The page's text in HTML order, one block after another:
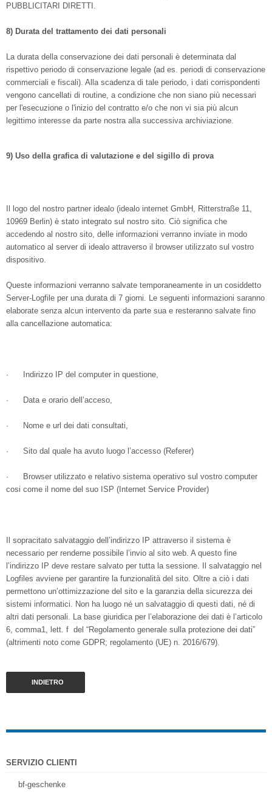
PUBBLICITARI DIRETTI.
8) Durata del trattamento dei dati personali
La durata della conservazione dei dati personali è determinata dal
rispettivo periodo di conservazione legale (ad es. periodi di conservazione
commerciali e fiscali). Alla scadenza di tale periodo, i dati corrispondenti
vengono cancellati di routine, a condizione che non siano più necessari
per l'esecuzione o l'inizio del contratto e/o che non vi sia più alcun
legittimo interesse da parte nostra alla successiva archiviazione.
9) Uso della grafica di valutazione e del sigillo di prova
Il logo del nostro partner idealo (idealo internet GmbH, Ritterstraße 11,
10969 Berlin) è stato integrato sul nostro sito. Ciò significa che
accedendo al nostro sito, delle informazioni verranno inviate in modo
automatico al server di idealo attraverso il browser utilizzato sul vostro
dispositivo.
Queste informazioni verranno salvate temporaneamente in un cosiddetto
Server-Logfile per una durata di 7 giorni. Le seguenti informazioni saranno
elaborate senza alcun intervento da parte sua e resteranno salvate fino
alla cancellazione automatica:
· Indirizzo IP del computer in questione,
· Data e orario dell’acceso,
· Nome e url dei dati consultati,
· Sito dal quale ha avuto luogo l’accesso (Referer)
· Browser utilizzato e relativo sistema operativo sul vostro computer
cosi come il nome del suo ISP (Internet Service Provider)
Il sopracitato salvataggio dell’indirizzo IP attraverso il sistema è
necessario per renderne possibile l’invio al sito web. A questo fine
l’indirizzo IP deve restare salvato per tutta la sessione. Il salvataggio nel
Logfiles avviene per garantire la funzionalità del sito. Oltre a ciò i dati
permettono un’ottimizzazione del sito e la garanzia della sicurezza dei
sistemi informatici. Non ha luogo né un salvataggio di questi dati, né di
altri dati personali. La base giuridica per l’elaborazione dei dati è l’articolo
6, comma1, lett. f del “Regolamento generale sulla protezione dei dati”
(altrimenti noto come GDPR; regolamento (UE) n. 2016/679).
INDIETRO
SERVIZIO CLIENTI
bf-geschenke